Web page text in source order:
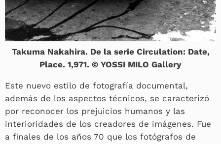
Takuma Nakahira. De la serie Circulation: Date,
Place. 1,971. © YOSSI MILO Gallery
Este nuevo estilo de fotografía documental,
además de los aspectos técnicos, se caracterizó
por reconocer los prejuicios humanos y las
interioridades de los creadores de imágenes. Fue
a finales de los años 70 que los fotógrafos de